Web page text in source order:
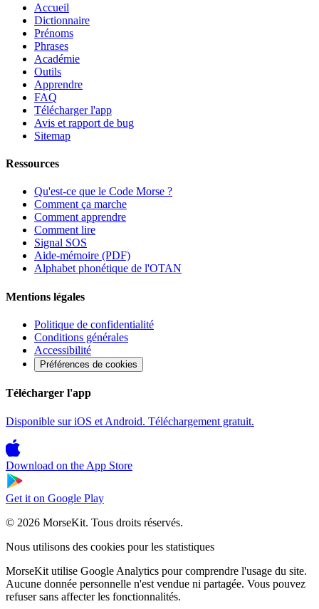
Accueil
Dictionnaire
Prénoms
Phrases
Académie
Outils
Apprendre
FAQ
Télécharger l'app
Avis et rapport de bug
Sitemap
Ressources
Qu'est-ce que le Code Morse ?
Comment ça marche
Comment apprendre
Comment lire
Signal SOS
Aide-mémoire (PDF)
Alphabet phonétique de l'OTAN
Mentions légales
Politique de confidentialité
Conditions générales
Accessibilité
Préférences de cookies
Télécharger l'app
Disponible sur iOS et Android. Téléchargement gratuit.
Download on the App Store
Get it on Google Play
© 2026 MorseKit. Tous droits réservés.
Nous utilisons des cookies pour les statistiques
MorseKit utilise Google Analytics pour comprendre l'usage du site.
Aucune donnée personnelle n'est vendue ni partagée. Vous pouvez
refuser sans affecter les fonctionnalités.